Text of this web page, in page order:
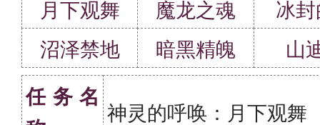
月下观舞
魔龙之魂
冰
沼泽禁地
暗黑精魄 山
任务名
神灵的呼唤：月下观舞